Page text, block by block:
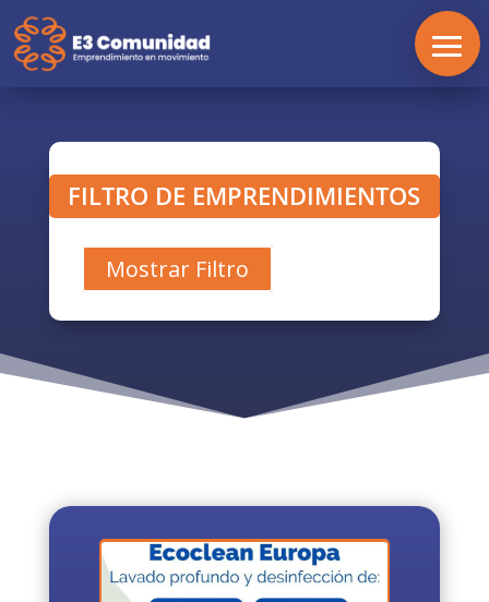
INICIO
REGISTRO
INICIAR
SESIÓN
FILTRO DE EMPRENDIMIENTOS
Mostrar Filtro